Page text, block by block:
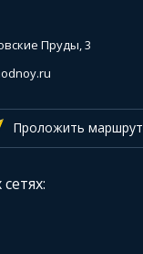
Пруды, 3
Проложить маршрут